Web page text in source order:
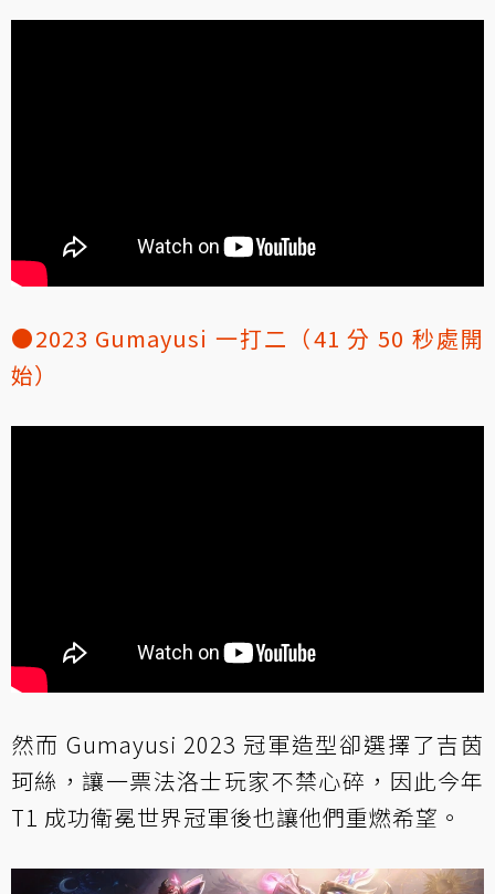
●2023 Gumayusi 一打二（41 分 50 秒處開
始）
然而 Gumayusi 2023 冠軍造型卻選擇了吉茵
珂絲，讓一票法洛士玩家不禁心碎，因此今年
T1 成功衛冕世界冠軍後也讓他們重燃希望。